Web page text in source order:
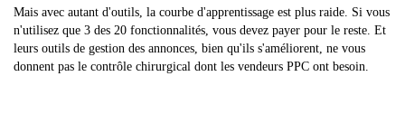
Mais avec autant d'outils, la courbe d'apprentissage est plus raide. Si vous
n'utilisez que 3 des 20 fonctionnalités, vous devez payer pour le reste. Et
leurs outils de gestion des annonces, bien qu'ils s'améliorent, ne vous
donnent pas le contrôle chirurgical dont les vendeurs PPC ont besoin.